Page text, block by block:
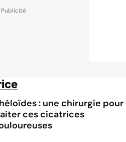
: une chirurgie pour
ces cicatrices